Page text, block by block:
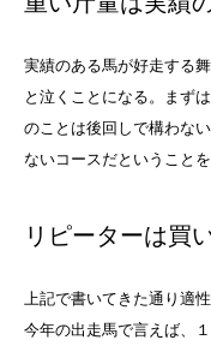
実績のある馬が好走する
と泣くことになる。まず
のことは後回しで構わな
ないコースだということ
リピーターは買
上記で書いてきた通り適
今年の出走馬で言えば、